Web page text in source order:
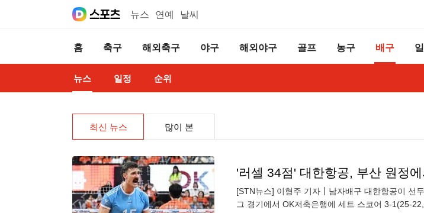
뉴스 연예 날씨
홈 축구 해외축구 야구 해외야구 골프 농구 배구
뉴스 일정 순위
최신 뉴스 많이 본
'러셀 34점' 대한항공, 부산 원정
[STN뉴스] 이형주 기자┃남자배구 대한항공이 선
그 경기에서 OK저축은행에 세트 스코어 3-1(25-